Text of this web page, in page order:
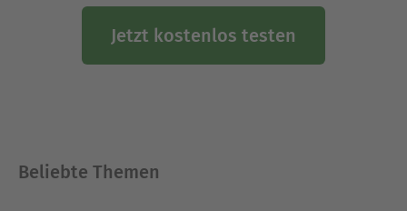
Jetzt kostenlos testen
Beliebte Themen